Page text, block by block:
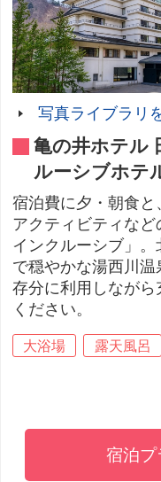
写真ライブラリ
亀の井ホテル
ルーシブホテ
宿泊費に夕・朝食と
アクティビティな
インクルーシブ」
で穏やかな湯西川
存分に利用しながら
ください。
大浴場 露天風呂
宿泊プ